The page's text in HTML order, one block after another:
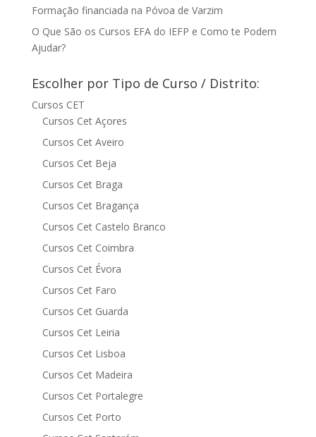
Formação financiada na Póvoa de Varzim
O Que São os Cursos EFA do IEFP e Como te Podem
Ajudar?
Escolher por Tipo de Curso / Distrito:
Cursos CET
Cursos Cet Açores
Cursos Cet Aveiro
Cursos Cet Beja
Cursos Cet Braga
Cursos Cet Bragança
Cursos Cet Castelo Branco
Cursos Cet Coimbra
Cursos Cet Évora
Cursos Cet Faro
Cursos Cet Guarda
Cursos Cet Leiria
Cursos Cet Lisboa
Cursos Cet Madeira
Cursos Cet Portalegre
Cursos Cet Porto